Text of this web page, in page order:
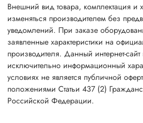
Внешний вид товара, комплектация и
изменяться производителем без
уведомлений. При заказе
заявленные характеристики на
производителя. Данный интернет-сайт
исключительно информационный
условиях не является публичной
положениями Статьи 437 (2)
Российской Федерации.